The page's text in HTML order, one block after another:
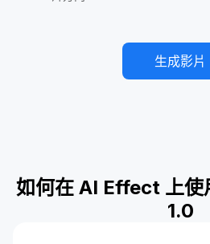
生成影片
如何在 AI Effect 上
1.0